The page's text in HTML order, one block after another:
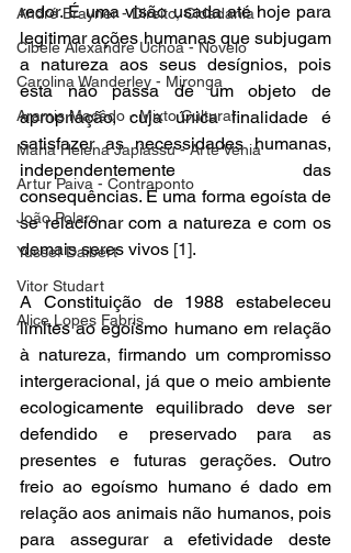
André Brayner - Direito, Cidadania
Cibele Alexandre Uchoa - Novelo
Carolina Wanderley - Mironga
Aramis Macêdo - Mixto Cultural
Maria Helena Japiassu - Arte Venia
Artur Paiva - Contraponto
João Polaro
Yussef Daibert
Vitor Studart
Alice Lopes Fabris
redor. É uma visão usada até hoje para
legitimar ações humanas que subjugam
a natureza aos seus desígnios, pois
esta não passa de um objeto de
apropriação, cuja única finalidade é
satisfazer as necessidades humanas,
independentemente das
consequências. É uma forma egoísta de
se relacionar com a natureza e com os
demais seres vivos [1].
A Constituição de 1988 estabeleceu
limites ao egoísmo humano em relação
à natureza, firmando um compromisso
intergeracional, já que o meio ambiente
ecologicamente equilibrado deve ser
defendido e preservado para as
presentes e futuras gerações. Outro
freio ao egoísmo humano é dado em
relação aos animais não humanos, pois
para assegurar a efetividade deste